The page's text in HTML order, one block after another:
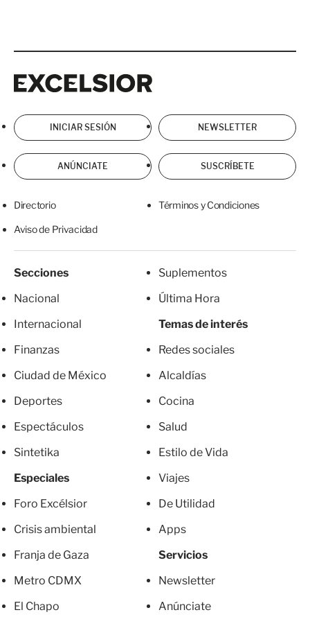
INICIAR SESIÓN NEWSLETTER
ANÚNCIATE SUSCRÍBETE
Directorio Términos y Condiciones
Aviso de Privacidad
Secciones
Nacional
Internacional
Finanzas
Ciudad de México
Deportes
Espectáculos
Sintetika
Especiales
Foro Excélsior
Crisis ambiental
Franja de Gaza
Metro CDMX
El Chapo
Suplementos
Última Hora
Temas de interés
Redes sociales
Alcaldías
Cocina
Salud
Estilo de Vida
Viajes
De Utilidad
Apps
Servicios
Newsletter
Anúnciate